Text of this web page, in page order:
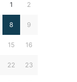
1 2
8 9
15 16
22 23